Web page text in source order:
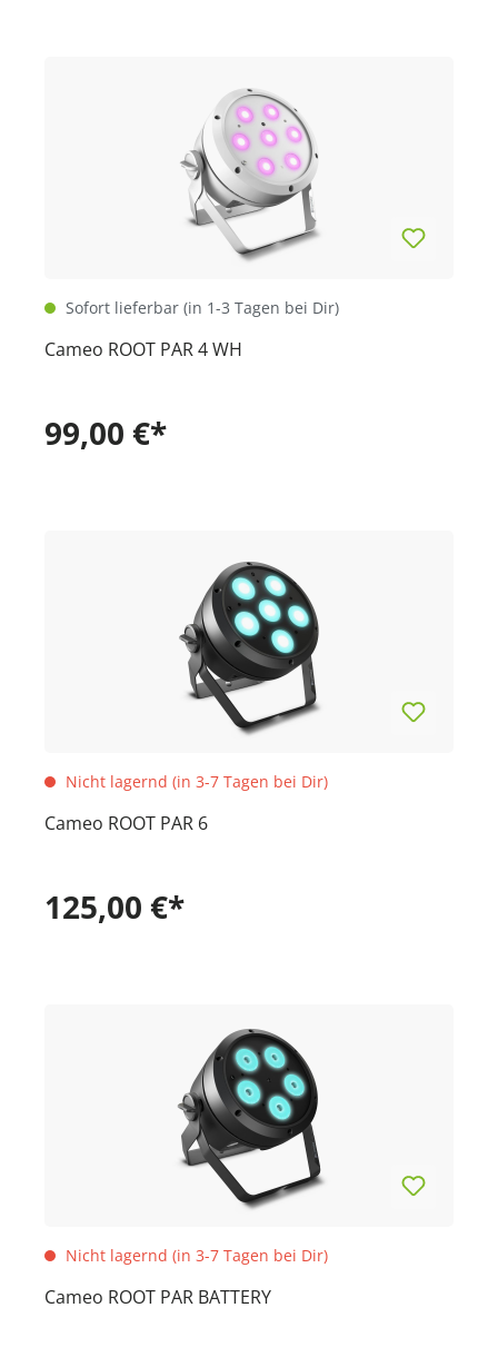
Sofort lieferbar (in 1-3 Tagen bei Dir)
Cameo ROOT PAR 4 WH
99,00 €*
Nicht lagernd (in 3-7 Tagen bei Dir)
Cameo ROOT PAR 6
125,00 €*
Nicht lagernd (in 3-7 Tagen bei Dir)
Cameo ROOT PAR BATTERY